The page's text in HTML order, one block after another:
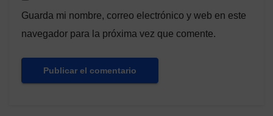
Guarda mi nombre, correo electrónico y web en este
navegador para la próxima vez que comente.